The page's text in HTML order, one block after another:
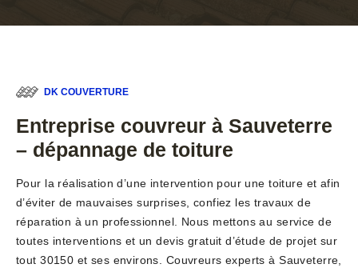
DK COUVERTURE
Entreprise couvreur à Sauveterre
– dépannage de toiture
Pour la réalisation d’une intervention pour une toiture et afin
d’éviter de mauvaises surprises, confiez les travaux de
réparation à un professionnel. Nous mettons au service de
toutes interventions et un devis gratuit d’étude de projet sur
tout 30150 et ses environs. Couvreurs experts à Sauveterre,